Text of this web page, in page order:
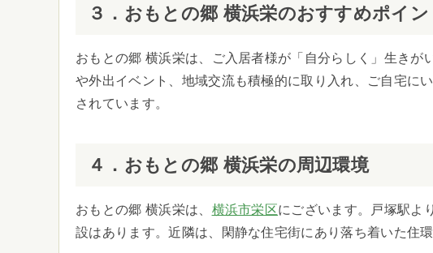
３．おもとの郷 横浜栄のおすすめポイン
おもとの郷 横浜栄は、ご入居者様が「自分らしく」生き
や外出イベント、地域交流も積極的に取り入れ、ご自宅に
されています。
４．おもとの郷 横浜栄の周辺環境
おもとの郷 横浜栄は、 横浜市栄区にございます。戸塚駅よ
設はあります。近隣は、閑静な住宅街にあり落ち着いた住